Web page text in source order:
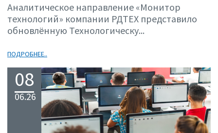
Аналитическое направление «Монитор
технологий» компании РДТЕХ представило
обновлённую Технологическу...
ПОДРОБНЕЕ..
08
06.26